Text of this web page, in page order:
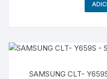
SAMSUNG CLT- Y659S – SU570A –